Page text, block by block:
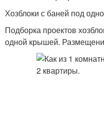
Хозблоки с баней под
Подборка проектов
одной крышей.